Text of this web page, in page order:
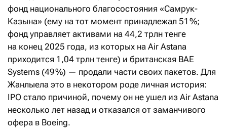
фонд национального благосостояния «Самрук-
Казына» (ему на тот момент принадлежал 51 %;
фонд управляет активами на 44,2 трлн тенге
на конец 2025 года, из которых на Air Astana
приходится 1,04 трлн тенге) и британская BAE
Systems (49 %) — продали части своих пакетов. Для
Жанлыела это в некотором роде личная история:
IPO стало причиной, почему он не ушел из Air Astana
несколько лет назад и отказался от заманчивого
офера в Boeing.